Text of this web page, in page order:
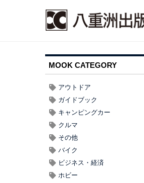
MOOK CATEGORY
アウトドア
ガイドブック
キャンピングカー
クルマ
その他
バイク
ビジネス・経済
ホビー